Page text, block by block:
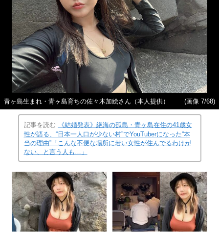
青ヶ島生まれ・青ヶ島育ちの佐々木加絵さん（本人提供） (画像 7/68)
記事を読む
《結婚発表》絶海の孤島・青ヶ島在住の41歳女
性が語る、“日本一人口が少ない村”でYouTuberになった“本
当の理由”「こんな不便な場所に若い女性が住んでるわけが
ない、と言う人も…」